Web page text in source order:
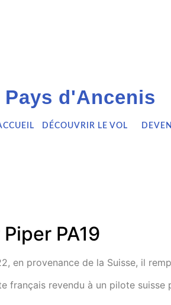
d'Ancenis
DÉCOUVRIR LE VOL
Piper PA19
en provenance de la Suisse, il
français revendu à un pilote